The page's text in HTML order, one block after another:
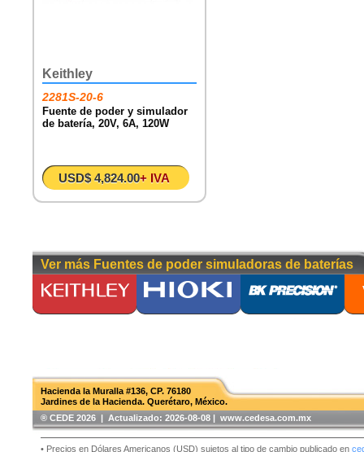
Keithley
2281S-20-6
Fuente de poder y simulador
de batería, 20V, 6A, 120W
USD$ 4,824.00+ IVA
Ver más Fuentes de poder simuladoras de baterías
Hacienda la Muralla #136, CP. 76180
Jardines de la Hacienda. Querétaro, México.
®️ CEDE 2026 | Actualizado: 2026-08-08 | www.cedesa.com.mx
• Precios en Dólares Americanos (USD) sujetos al tipo de cambio publicado en